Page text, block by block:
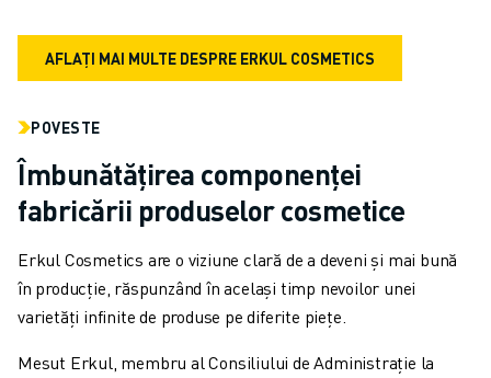
AFLAȚI MAI MULTE DESPRE ERKUL COSMETICS
POVESTE
Îmbunătățirea componenței
fabricării produselor cosmetice
Erkul Cosmetics are o viziune clară de a deveni și mai bună
în producție, răspunzând în același timp nevoilor unei
varietăți infinite de produse pe diferite piețe.
Mesut Erkul, membru al Consiliului de Administrație la